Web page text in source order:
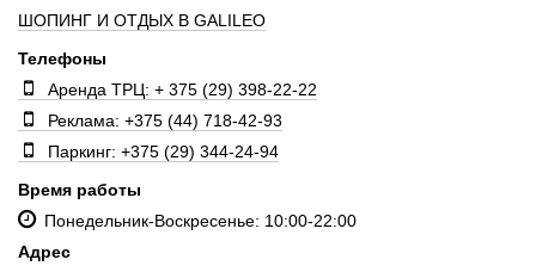
ШОПИНГ И ОТДЫХ В GALILEO
Телефоны
Аренда ТРЦ: + 375 (29) 398-22-22
Реклама: +375 (44) 718-42-93
Паркинг: +375 (29) 344-24-94
Время работы
Понедельник-Воскресенье: 10:00-22:00
Адрес